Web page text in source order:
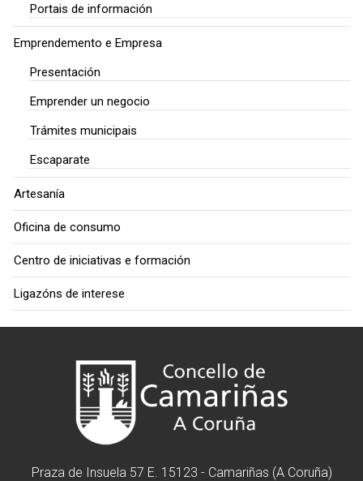
Portais de información
Emprendemento e Empresa
Presentación
Emprender un negocio
Trámites municipais
Escaparate
Artesanía
Oficina de consumo
Centro de iniciativas e formación
Ligazóns de interese
Praza de Insuela 57 E. 15123 - Camariñas (A Coruña)